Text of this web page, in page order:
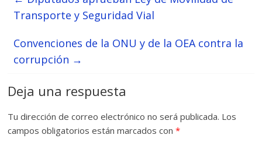
Transporte y Seguridad Vial
Convenciones de la ONU y de la OEA contra la
corrupción →
Deja una respuesta
Tu dirección de correo electrónico no será publicada. Los
campos obligatorios están marcados con*